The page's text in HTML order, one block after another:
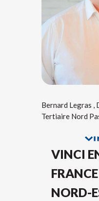
Bernard Legras ,
Tertiaire Nord
VINCI
NORD-